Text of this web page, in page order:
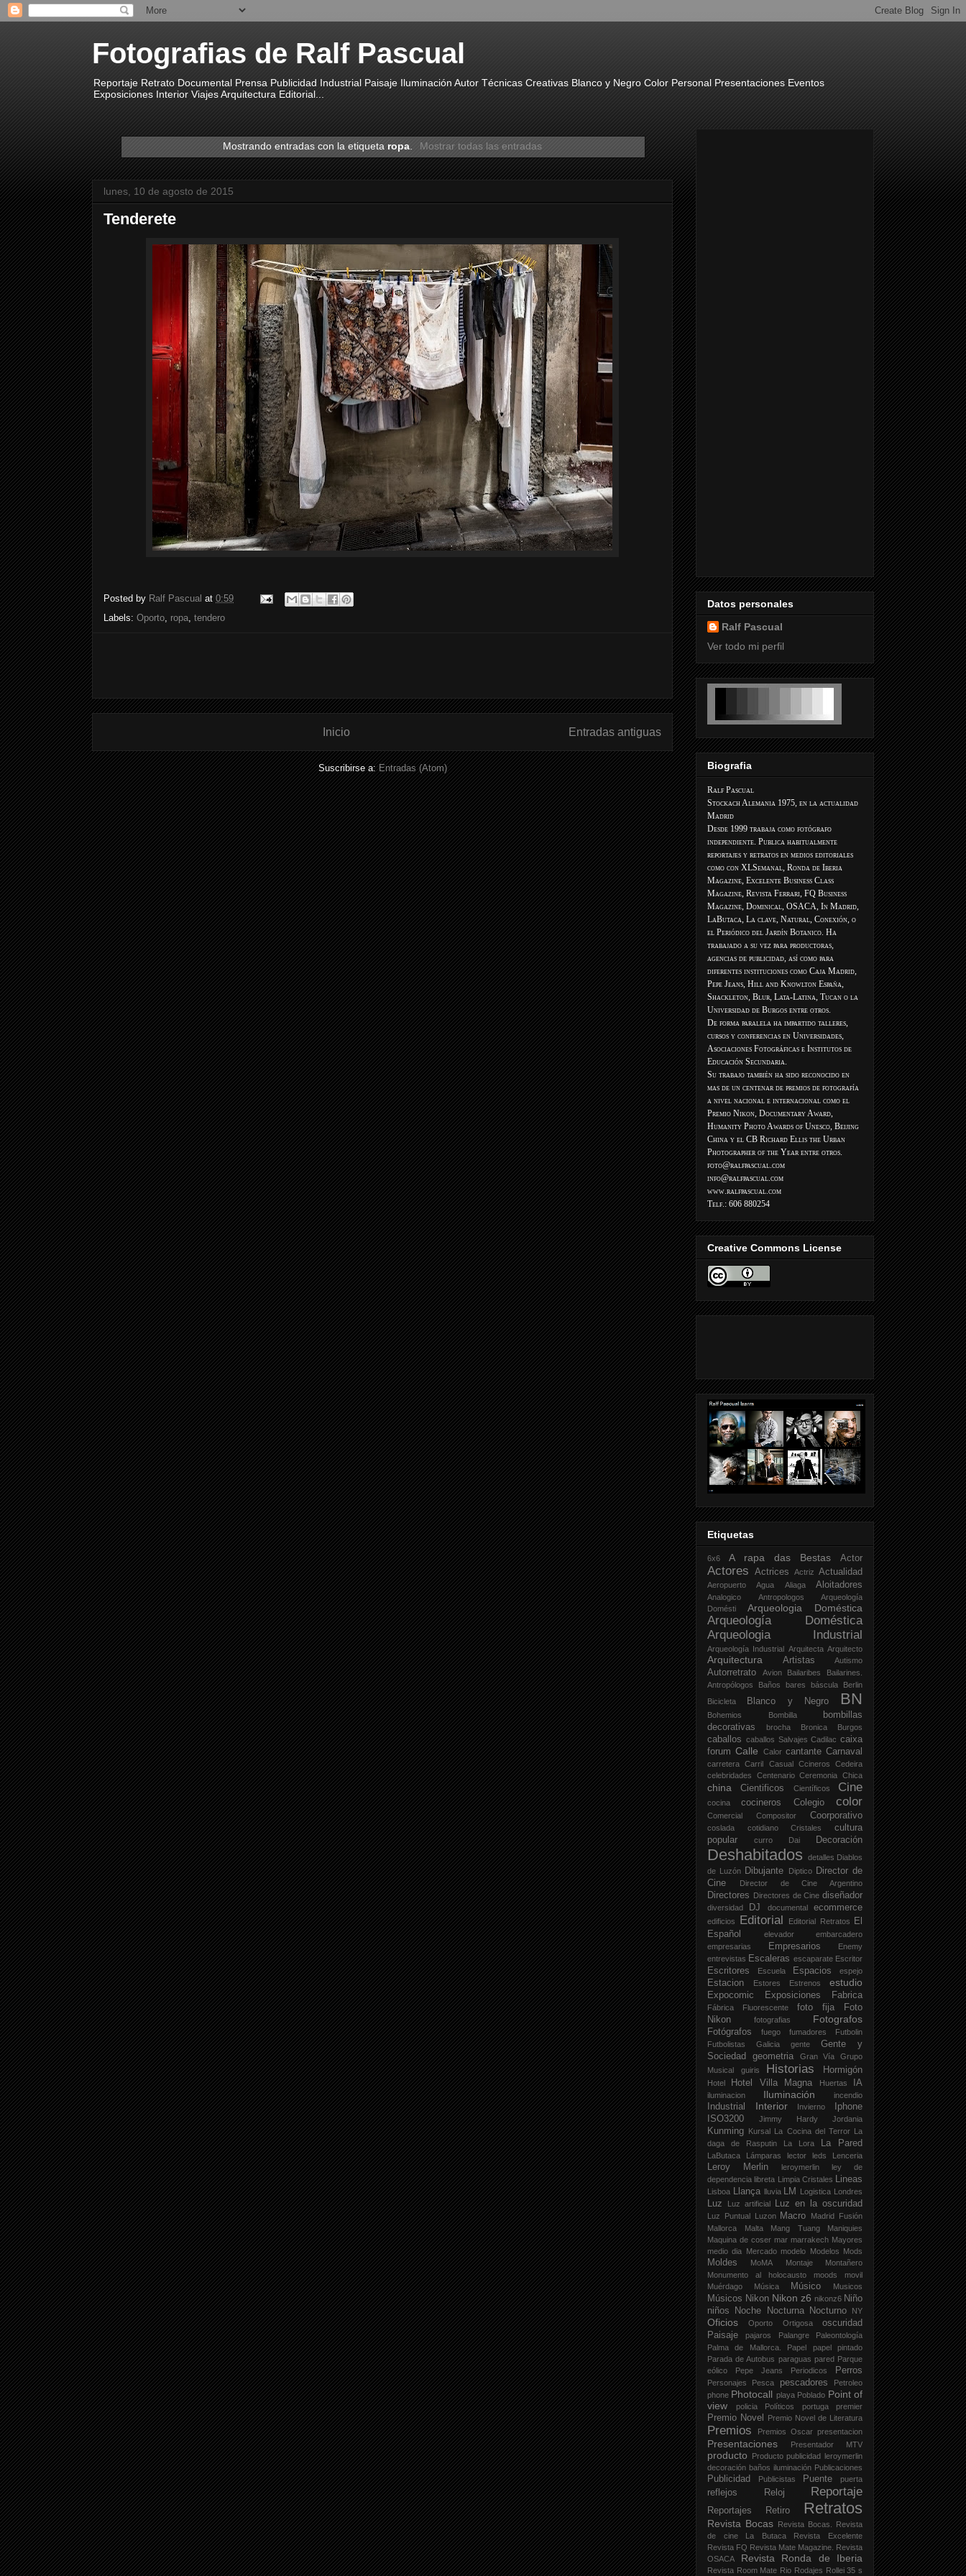
Fotografias de Ralf Pascual
Reportaje Retrato Documental Prensa Publicidad Industrial Paisaje Iluminación Autor Técnicas Creativas Blanco y Negro Color Personal Presentaciones Eventos
Exposiciones Interior Viajes Arquitectura Editorial...
Mostrando entradas con la etiquetaropa. Mostrar todas las entradas
lunes, 10 de agosto de 2015
Tenderete
Posted by Ralf Pascual at 0:59
Labels: Oporto ropa tendero
Entradas antiguas
Inicio
Suscribirse a:Entradas (Atom)
Datos personales
Ralf Pascual
Ver todo mi perfil
Biografia
Ralf Pascual
Stockach Alemania 1975, en la actualidad
Madrid
Desde 1999 trabaja como fotógrafo
independiente. Publica habitualmente
reportajes y retratos en medios editoriales
como con XLSemanal, Ronda de Iberia
Magazine, Excelente Business Class
Magazine, Revista Ferrari, FQ Business
Magazine, Dominical, OSACA, In Madrid,
LaButaca, La clave, Natural, Conexión, o
el Periódico del Jardín Botanico. Ha
trabajado a su vez para productoras,
agencias de publicidad, así como para
diferentes instituciones como Caja Madrid,
Pepe Jeans, Hill and Knowlton España,
Shackleton, Blur, Lata-Latina, Tucan o la
Universidad de Burgos entre otros.
De forma paralela ha impartido talleres,
cursos y conferencias en Universidades,
Asociaciones Fotográficas e Institutos de
Educación Secundaria.
Su trabajo también ha sido reconocido en
mas de un centenar de premios de fotografía
a nivel nacional e internacional como el
Premio Nikon, Documentary Award,
Humanity Photo Awards of Unesco, Beijing
China y el CB Richard Ellis the Urban
Photographer of the Year entre otros.
foto@ralfpascual.com
info@ralfpascual.com
www.ralfpascual.com
Telf.: 606 880254
Creative Commons License
Etiquetas
6x6 A rapa das Bestas Actor
Actores Actrices Actriz Actualidad
Aeropuerto Agua Aliaga Aloitadores
Analogico Antropologos
Arqueología
Domésti
Arqueologia Doméstica
Arqueología Doméstica
Arqueologia Industrial
Arqueología Industrial Arquitecta Arquitecto
Arquitectura Artistas Autismo
Autorretrato Avion Bailaribes
Bailarines.
Antropólogos
Baños bares báscula
Berlin
Bicicleta
Blanco y Negro BN
Bohemios Bombilla
bombillas
decorativas
brocha Bronica Burgos
caballos caballos Salvajes Cadilac caixa
forum Calle Calor cantante Carnaval
carretera Carril Casual Ccineros
Cedeira
celebridades
Centenario Ceremonia Chica
china Cientificos Científicos Cine
cocina cocineros Colegio color
Comercial Compositor Coorporativo
coslada cotidiano Cristales
cultura
popular
curro Dai Decoración
Deshabitados detalles Diablos
de Luzón Dibujante Diptico
Director de
Cine
Director de Cine Argentino
Directores Directores de Cine diseñador
diversidad DJ documental ecommerce
edificios Editorial Editorial Retratos
El
Español
elevador
embarcadero
empresarias
Empresarios
Enemy
entrevistas Escaleras escaparate Escritor
Escritores Escuela Espacios espejo
Estacion Estores Estrenos estudio
Expocomic Exposiciones Fabrica
Fábrica Fluorescente foto fija
Foto
Nikon
fotografias Fotografos
Fotógrafos fuego fumadores
Futbolin
Futbolistas
Galicia gente
Gente y
Sociedad
geometria Gran Vía
Grupo
Musical
guiris Historias Hormigón
Hotel Hotel Villa Magna Huertas IA
iluminacion Iluminación incendio
Industrial Interior Invierno
Iphone
ISO3200
Jimmy Hardy Jordania
Kunming Kursal La Cocina del Terror La
daga de Rasputin
La Lora La Pared
LaButaca Lámparas lector leds Lenceria
Leroy Merlin leroymerlin
ley de
dependencia libreta Limpia Cristales Lineas
Lisboa Llança lluvia LM Logistica Londres
Luz Luz artificial Luz en la oscuridad
Luz Puntual Luzon Macro
Madrid Fusión
Mallorca
Malta Mang Tuang
Maniquies
Maquina de coser mar marrakech Mayores
medio dia Mercado modelo Modelos Mods
Moldes MoMA Montaje
Montañero
Monumento al holocausto
moods
movil
Muérdago
Música Músico Musicos
Músicos Nikon Nikon z6 nikonz6 Niño
niños
Noche Nocturna Nocturno NY
Oficios Oporto Ortigosa
oscuridad
Paisaje
pajaros Palangre
Paleontología
Palma de Mallorca.
Papel
papel pintado
Parada de Autobus paraguas pared Parque
eólico
Pepe Jeans Periodicos Perros
Personajes Pesca pescadores
Petroleo
phone Photocall playa Poblado Point of
view
policia Políticos portuga premier
Premio Novel Premio Novel de Literatura
Premios Premios Oscar presentacion
Presentaciones Presentador MTV
producto
Producto publicidad leroymerlin
decoración baños iluminación Publicaciones
Publicidad Publicistas Puente puerta
reflejos Reloj Reportaje
Reportajes Retiro Retratos
Revista Bocas Revista Bocas.
Revista
de cine La Butaca
Revista Excelente
Revista FQ Revista Mate Magazine. Revista
OSACA
Revista Ronda de Iberia
Revista Room Mate Rio Rodajes Rollei 35 s